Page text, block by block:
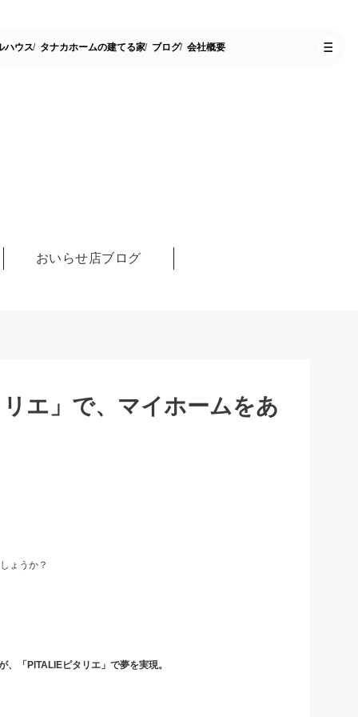
ハウス タナカホームの建てる家 ブログ 会社概要
おいらせ店ブログ
エ」で、マイホームをあ
ょうか？
「PITALIEピタリエ」で夢を実現。